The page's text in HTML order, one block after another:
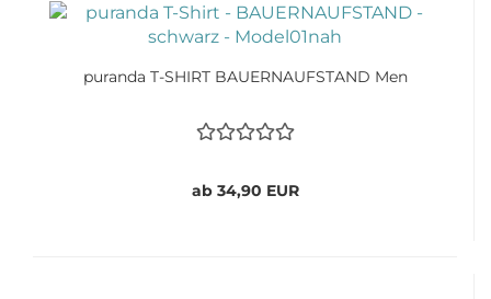
puranda T-SHIRT BAUERNAUFSTAND Men
ab 34,90 EUR